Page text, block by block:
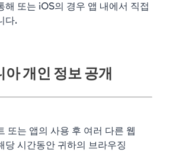
해 또는 iOS의 경우 앱 내에서 직접
다.
개인 정보 공개
또는 앱의 사용 후 여러 다른 웹
당 시간동안 귀하의 브라우징